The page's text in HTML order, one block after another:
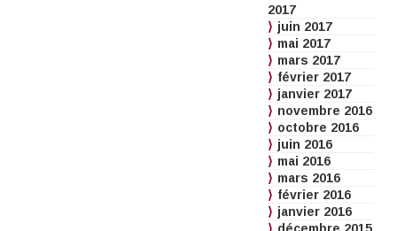
2017
juin 2017
mai 2017
mars 2017
février 2017
janvier 2017
novembre 2016
octobre 2016
juin 2016
mai 2016
mars 2016
février 2016
janvier 2016